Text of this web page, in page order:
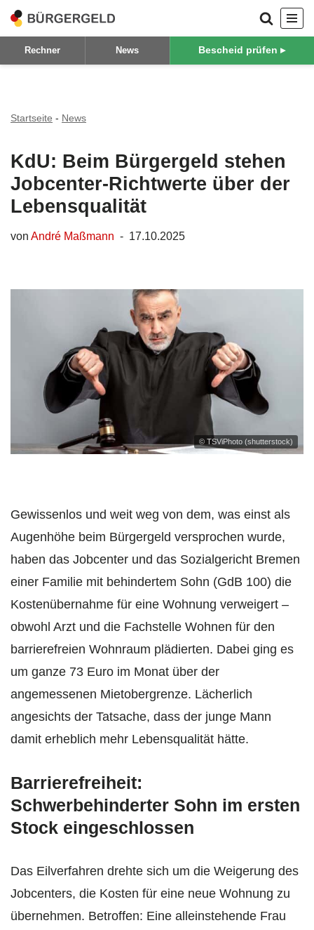
Zum
Inhalt
Rechner News Bescheid prüfen ▸
Startseite - News
KdU: Beim Bürgergeld stehen
Jobcenter-Richtwerte über der
Lebensqualität
von André Maßmann 17.10.2025
© TSViPhoto (shutterstock)
Gewissenlos und weit weg von dem, was einst als
Augenhöhe beim Bürgergeld versprochen wurde,
haben das Jobcenter und das Sozialgericht Bremen
einer Familie mit behindertem Sohn (GdB 100) die
Kostenübernahme für eine Wohnung verweigert –
obwohl Arzt und die Fachstelle Wohnen für den
barrierefreien Wohnraum plädierten. Dabei ging es
um ganze 73 Euro im Monat über der
angemessenen Mietobergrenze. Lächerlich
angesichts der Tatsache, dass der junge Mann
damit erheblich mehr Lebensqualität hätte.
Barrierefreiheit:
Schwerbehinderter Sohn im ersten
Stock eingeschlossen
Das Eilverfahren drehte sich um die Weigerung des
Jobcenters, die Kosten für eine neue Wohnung zu
übernehmen. Betroffen: Eine alleinstehende Frau